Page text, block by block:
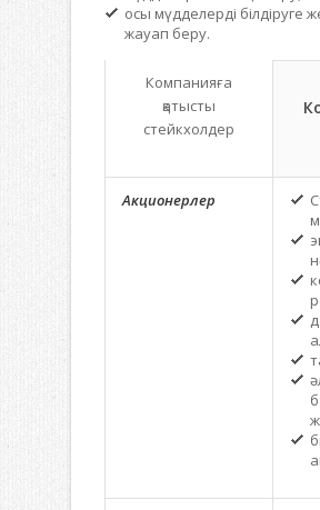
осы мүдделерді білдіруге
жауап беру.
Компанияға
қатысты
стейкхолдер
Акционерлер